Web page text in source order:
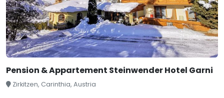
Pension & Appartement Steinwender Hotel Garni
Zirkitzen, Carinthia, Austria